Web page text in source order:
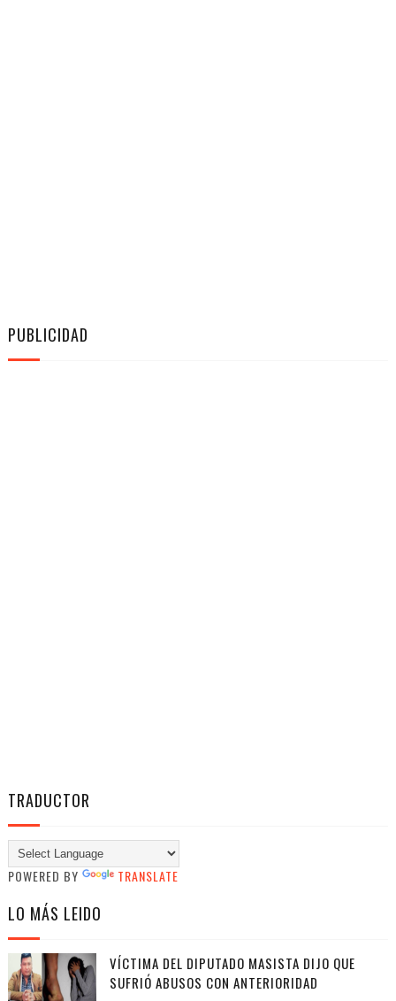
PUBLICIDAD
TRADUCTOR
POWERED BY TRANSLATE
LO MÁS LEIDO
VÍCTIMA DEL DIPUTADO MASISTA DIJO QUE
SUFRIÓ ABUSOS CON ANTERIORIDAD